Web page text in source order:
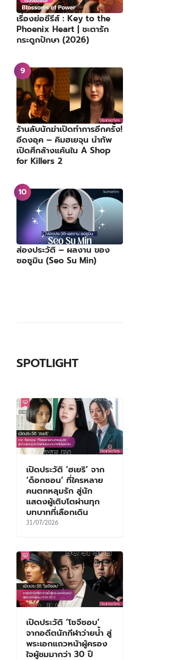
เรื่องย่อซีรีส์ : Key to the
Phoenix Heart | ชะตารัก
กระดูกปักษา (2026)
ร้านลับนักฆ่าเปิดทำการอีกครั้ง!
อีดงอุค – คิมฮเยจุน นำทัพ
เปิดศึกล้างแค้นใน A Shop
for Killers 2
ส่องประวัติ – ผลงาน ของ
ซอซูมิน (Seo Su Min)
SPOTLIGHT
เปิดประวัติ ‘ฮเยริ’ จาก
‘ด็อกซอน’ ที่ใครหลาย
คนตกหลุมรัก สู่นัก
แสดงผู้เติบโตผ่านทุก
บทบาทที่เลือกเดิน
31/07/2026
เปิดประวัติ ‘โซจีซอบ’
จากอดีตนักกีฬาว่ายน้ำ สู่
พระเอกแถวหน้าผู้ครอง
ใจผู้ชมมากว่า 30 ปี